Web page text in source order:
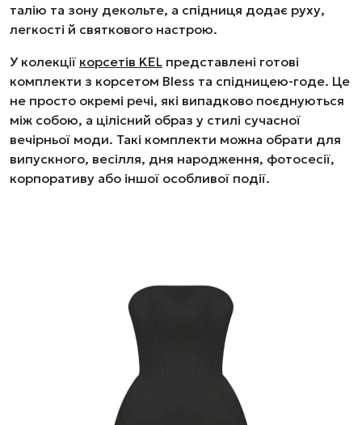
талію та зону декольте, а спідниця додає руху,
легкості й святкового настрою.
У колекції корсетів KEL представлені готові
комплекти з корсетом Bless та спідницею-годе. Це
не просто окремі речі, які випадково поєднуються
між собою, а цілісний образ у стилі сучасної
вечірньої моди. Такі комплекти можна обрати для
випускного, весілля, дня народження, фотосесії,
корпоративу або іншої особливої події.